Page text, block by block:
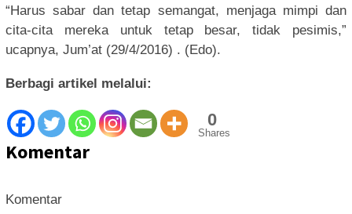
“Harus sabar dan tetap semangat, menjaga mimpi dan
cita-cita mereka untuk tetap besar, tidak pesimis,”
ucapnya, Jum’at (29/4/2016) . (Edo).
Berbagi artikel melalui:
0
Shares
Komentar
Komentar